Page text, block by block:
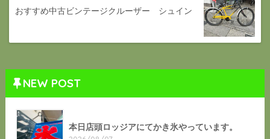
おすすめ中古ビンテージクルーザー シュイン
NEW POST
本日店頭ロッジアにてかき氷やっています。